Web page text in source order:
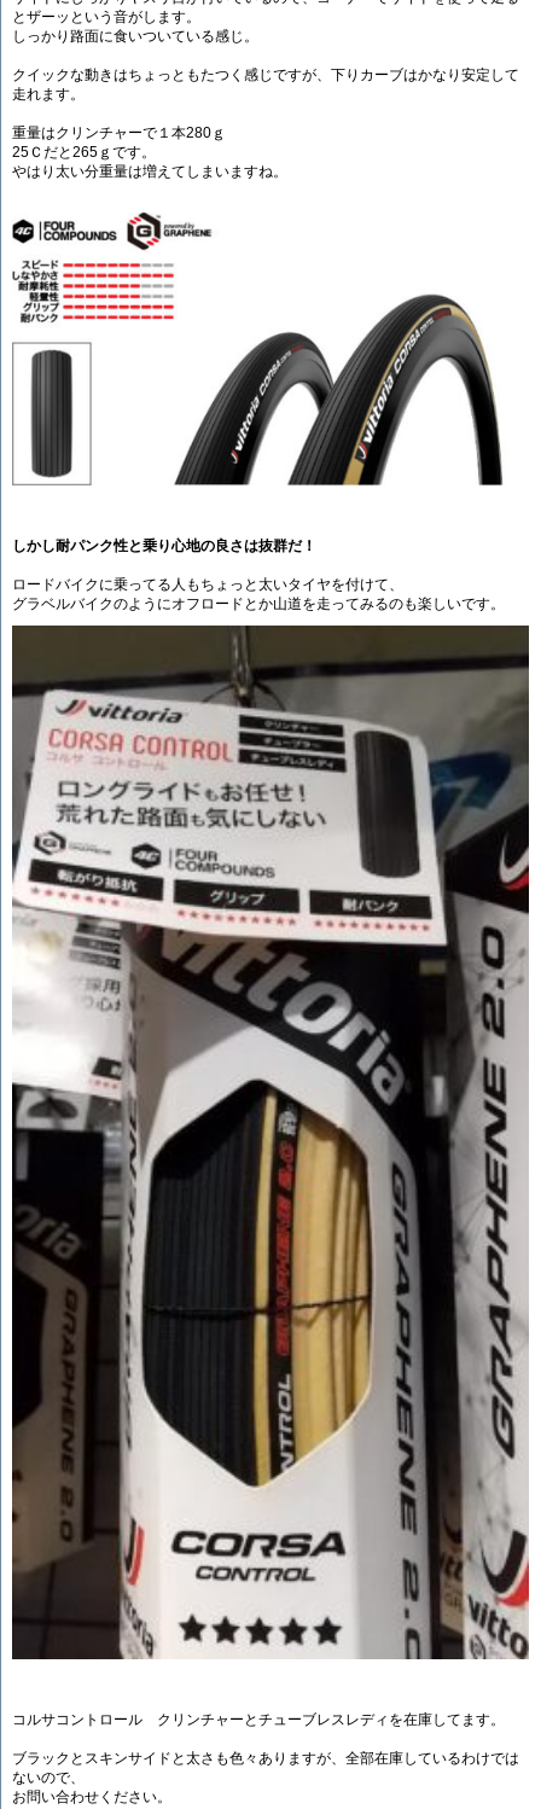
とザーッという音がします。
しっかり路面に食いついている感じ。
クイックな動きはちょっともたつく感じですが、下りカーブはかなり安定して
走れます。
重量はクリンチャーで１本280ｇ
25Ｃだと265ｇです。
やはり太い分重量は増えてしまいますね。
しかし耐パンク性と乗り心地の良さは抜群だ！
ロードバイクに乗ってる人もちょっと太いタイヤを付けて、
グラベルバイクのようにオフロードとか山道を走ってみるのも楽しいです。
コルサコントロール クリンチャーとチューブレスレディを在庫してます。
ブラックとスキンサイドと太さも色々ありますが、全部在庫しているわけでは
ないので、
お問い合わせください。